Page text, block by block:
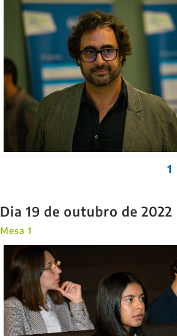
1
Dia 19 de outubro de 2022
Mesa 1